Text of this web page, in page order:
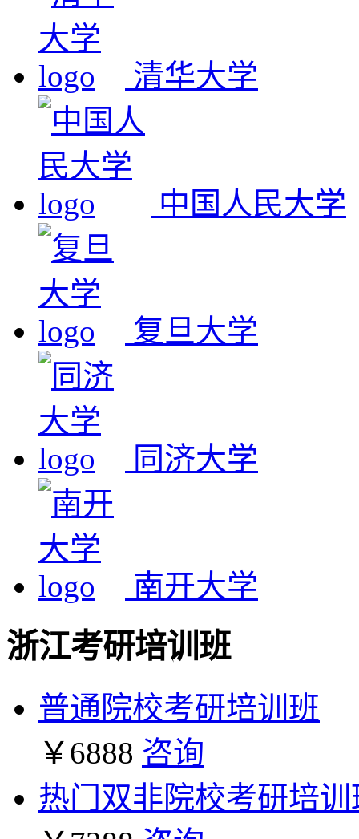
清华大学
中国人民大学
复旦大学
同济大学
南开大学
浙江考研培训班
普通院校考研培训班
￥6888 咨询
热门双非院校考研培训